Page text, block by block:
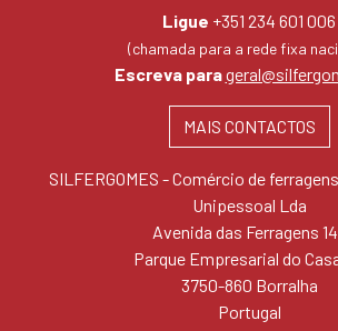
Ligue +351 234 601 006
(chamada para a rede fixa
Escreva para
MAIS CONTACTOS
SILFERGOMES - Comércio de
Unipessoal Lda
Avenida das Ferragens
Parque Empresarial do
3750-860 Borralha
Portugal